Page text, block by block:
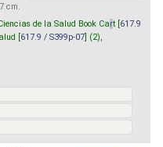
cm.
de la Salud Book Cart [ 617.9
[ 617.9 / S399p-07 ] (2),